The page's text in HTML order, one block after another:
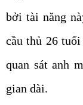
bởi tài năng
cầu thủ 26
quan sát anh
gian dài.